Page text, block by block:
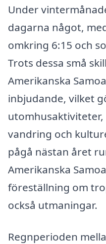
Under
dagarna något,
omkring 6:15 och
Trots dessa små
Amerikanska
inbjudande, vilket
vandring och
pågå nästan året
Amerikanska
föreställning om
också utmaningar.
Regnperioden